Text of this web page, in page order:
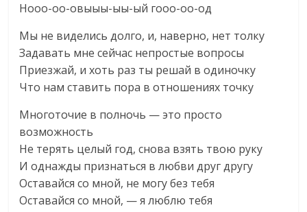
Нооо-оо-овыыы-ыы-ый гооо-оо-од
Мы не виделись долго, и, наверно, нет толку
Задавать мне сейчас непростые вопросы
Приезжай, и хоть раз ты решай в одиночку
Что нам ставить пора в отношениях точку
Многоточие в полночь — это просто
возможность
Не терять целый год, снова взять твою руку
И однажды признаться в любви друг другу
Оставайся со мной, не могу без тебя
Оставайся со мной, — я люблю тебя